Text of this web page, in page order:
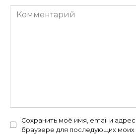
Комментарий
Сохранить моё имя, email и
браузере для последующих моих